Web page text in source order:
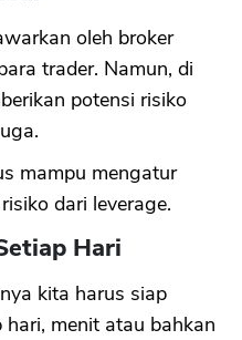
oleh broker
trader. Namun, di
potensi risiko
mampu mengatur
dari leverage.
Hari
kita harus siap
menit atau bahkan